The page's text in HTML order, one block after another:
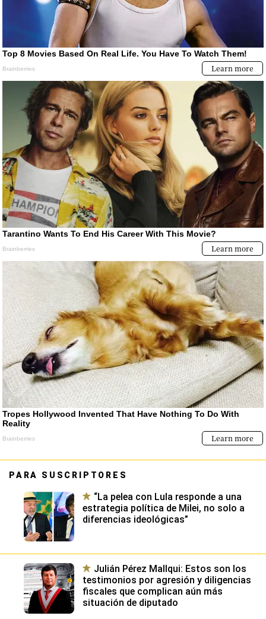
PARA SUSCRIPTORES
“La pelea con Lula responde a una
estrategia política de Milei, no solo a
diferencias ideológicas”
Julián Pérez Mallqui: Estos son los
testimonios por agresión y diligencias
fiscales que complican aún más
situación de diputado